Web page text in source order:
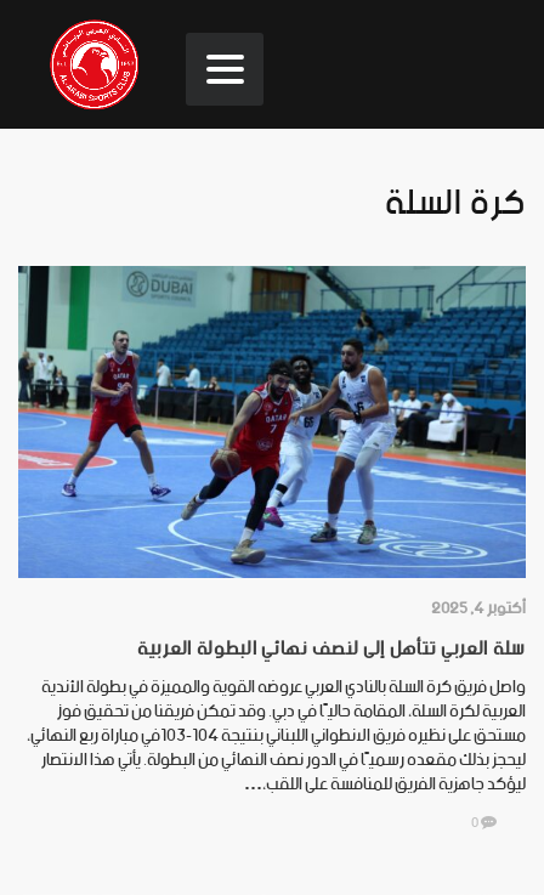
كرة السلة
أكتوبر 4, 2025
سلة العربي تتأهل إلى لنصف نهائي البطولة العربية
واصل فريق كرة السلة بالنادي العربي عروضه القوية والمميزة في بطولة الأندية
العربية لكرة السلة، المقامة حاليًا في دبي. وقد تمكن فريقنا من تحقيق فوز
مستحق على نظيره فريق الانطواني اللبناني بنتيجة 104-103في مباراة ربع النهائي،
ليحجز بذلك مقعده رسميًا في الدور نصف النهائي من البطولة. يأتي هذا الانتصار
ليؤكد جاهزية الفريق للمنافسة على اللقب،…
0